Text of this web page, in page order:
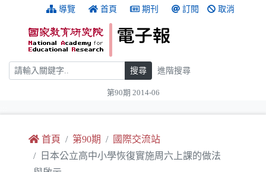
跳到主要內容 導覽 首頁 期刊 訂閱 取消
搜尋 搜尋 進階搜尋
第90期 2014-06
首頁 第90期
國際交流站
日本公立高中小學恢復實施周六上課的做法